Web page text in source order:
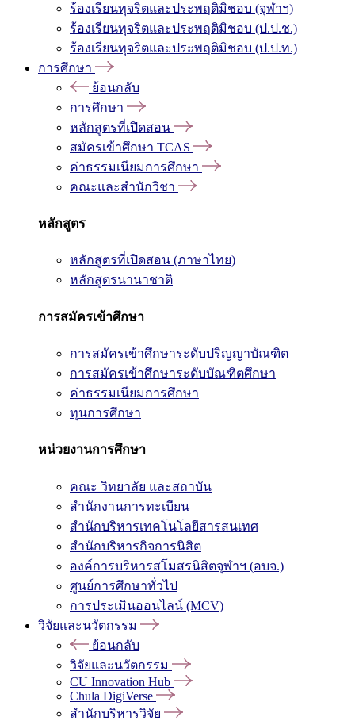
ร้องเรียนทุจริตและประพฤติมิชอบ (จุฬาฯ)
ร้องเรียนทุจริตและประพฤติมิชอบ (ป.ป.ช.)
ร้องเรียนทุจริตและประพฤติมิชอบ (ป.ป.ท.)
การศึกษา
ย้อนกลับ
การศึกษา
หลักสูตรที่เปิดสอน
สมัครเข้าศึกษา TCAS
ค่าธรรมเนียมการศึกษา
คณะและสำนักวิชา
หลักสูตร
หลักสูตรที่เปิดสอน (ภาษาไทย)
หลักสูตรนานาชาติ
การสมัครเข้าศึกษา
การสมัครเข้าศึกษาระดับปริญญาบัณฑิต
การสมัครเข้าศึกษาระดับบัณฑิตศึกษา
ค่าธรรมเนียมการศึกษา
ทุนการศึกษา
หน่วยงานการศึกษา
คณะ วิทยาลัย และสถาบัน
สำนักงานการทะเบียน
สำนักบริหารเทคโนโลยีสารสนเทศ
สำนักบริหารกิจการนิสิต
องค์การบริหารสโมสรนิสิตจุฬาฯ (อบจ.)
ศูนย์การศึกษาทั่วไป
การประเมินออนไลน์ (MCV)
วิจัยและนวัตกรรม
ย้อนกลับ
วิจัยและนวัตกรรม
CU Innovation Hub
Chula DigiVerse
สำนักบริหารวิจัย